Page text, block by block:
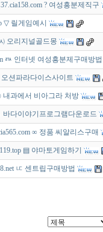
? 여성흥분제직구
▽ 릴게임예시
오리지널골드몽
ㅩ 인터넷 여성흥분제구매방법
션파라다이스사이트
내과에서 비아그라 처방
다이야기프로그램다운로드
∞ 정품 씨알리스구매
▤ 야마토게임하기
ㅦ 센트립구매방법